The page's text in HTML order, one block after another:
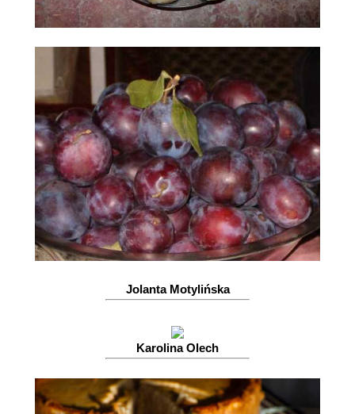
Jolanta Motylińska
Karolina Olech